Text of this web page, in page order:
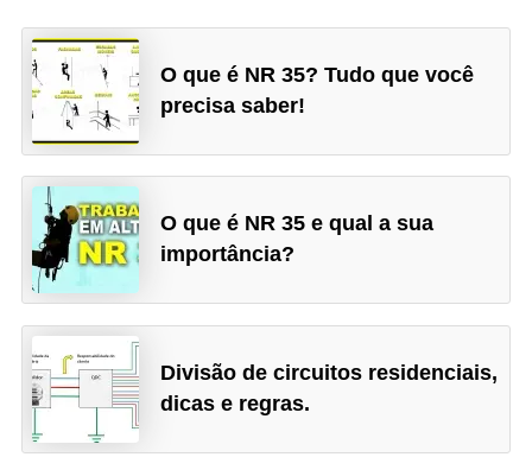
O que é NR 35? Tudo que você
precisa saber!
O que é NR 35 e qual a sua
importância?
Divisão de circuitos residenciais,
dicas e regras.
c
l
I
n
s
t
r
u
m
e